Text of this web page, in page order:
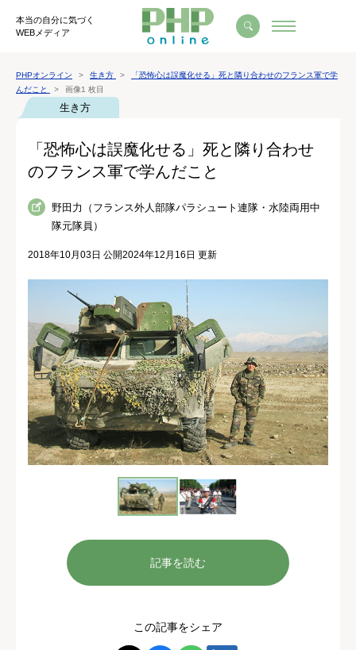
本当の自分に気づく
WEBメディア
PHPオンライン 生き方
「恐怖心は誤魔化せる」死と隣り合わせのフランス軍で学
んだこと
画像1 枚目
生き方
「恐怖心は誤魔化せる」死と隣り合わせ
のフランス軍で学んだこと
野田力（フランス外人部隊パラシュート連隊・水陸両用中
隊元隊員）
2018年10月03日 公開2024年12月16日 更新
記事を読む
この記事をシェア